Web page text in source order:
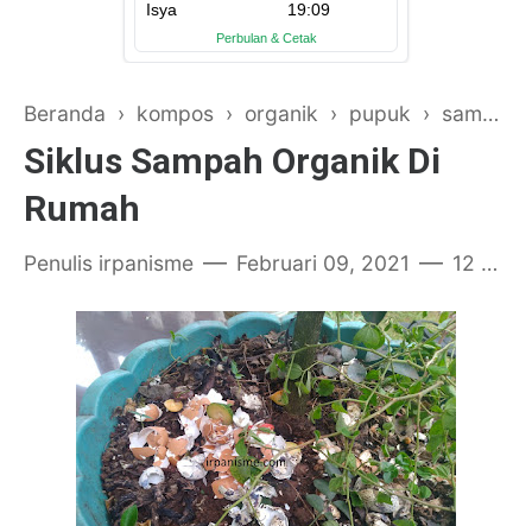
Beranda › kompos › organik › pupuk › sampah
Siklus Sampah Organik Di
Rumah
Penulis irpanisme Februari 09, 2021 12 komentar